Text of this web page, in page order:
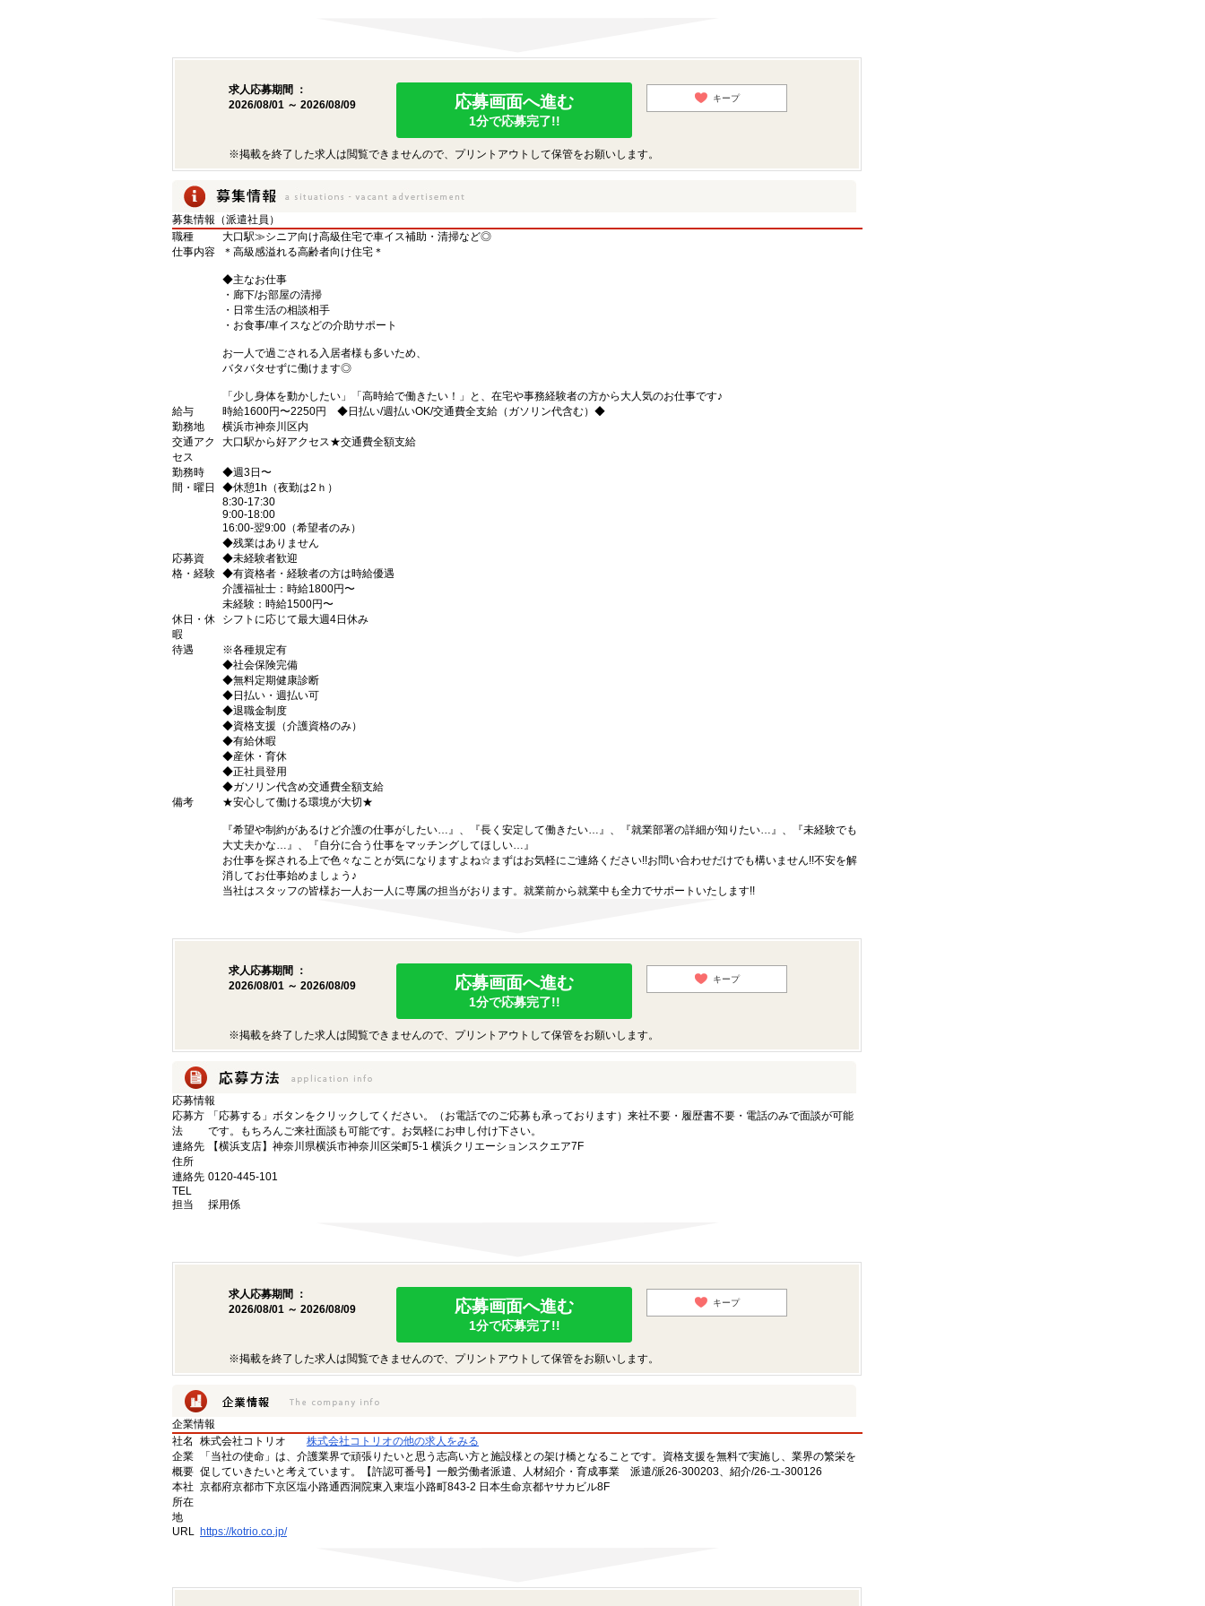
求人応募期間 ：
2026/08/01 ～ 2026/08/09
応募画面へ進む
1分で応募完了!!
キープ
※掲載を終了した求人は閲覧できませんので、プリントアウトして保管をお願いします。
募集情報（派遣社員）
職種
大口駅≫シニア向け高級住宅で車イス補助・清掃など◎
仕事内容
＊高級感溢れる高齢者向け住宅＊
◆主なお仕事
・廊下/お部屋の清掃
・日常生活の相談相手
・お食事/車イスなどの介助サポート
お一人で過ごされる入居者様も多いため、
バタバタせずに働けます◎
「少し身体を動かしたい」「高時給で働きたい！」と、在宅や事務経験者の方から大人気のお仕事です♪
給与
時給1600円〜2250円 ◆日払い/週払いOK/交通費全支給（ガソリン代含む）◆
勤務地
横浜市神奈川区内
交通アク
セス
大口駅から好アクセス★交通費全額支給
勤務時
間・曜日
◆週3日〜
◆休憩1h（夜勤は2ｈ）
8:30-17:30
9:00-18:00
16:00-翌9:00（希望者のみ）
◆残業はありません
応募資
格・経験
◆未経験者歓迎
◆有資格者・経験者の方は時給優遇
介護福祉士：時給1800円〜
未経験：時給1500円〜
休日・休
暇
シフトに応じて最大週4日休み
待遇
※各種規定有
◆社会保険完備
◆無料定期健康診断
◆日払い・週払い可
◆退職金制度
◆資格支援（介護資格のみ）
◆有給休暇
◆産休・育休
◆正社員登用
◆ガソリン代含め交通費全額支給
備考
★安心して働ける環境が大切★
『希望や制約があるけど介護の仕事がしたい…』、『長く安定して働きたい…』、『就業部署の詳細が知りたい…』、『未経験でも
大丈夫かな…』、『自分に合う仕事をマッチングしてほしい…』
お仕事を探される上で色々なことが気になりますよね☆まずはお気軽にご連絡ください!!お問い合わせだけでも構いません!!不安を解
消してお仕事始めましょう♪
当社はスタッフの皆様お一人お一人に専属の担当がおります。就業前から就業中も全力でサポートいたします!!
求人応募期間 ：
2026/08/01 ～ 2026/08/09
応募画面へ進む
1分で応募完了!!
キープ
※掲載を終了した求人は閲覧できませんので、プリントアウトして保管をお願いします。
応募情報
応募方
法
「応募する」ボタンをクリックしてください。（お電話でのご応募も承っております）来社不要・履歴書不要・電話のみで面談が可能
です。もちろんご来社面談も可能です。お気軽にお申し付け下さい。
連絡先
住所
【横浜支店】神奈川県横浜市神奈川区栄町5-1 横浜クリエーションスクエア7F
連絡先
TEL
0120-445-101
担当 採用係
求人応募期間 ：
2026/08/01 ～ 2026/08/09
応募画面へ進む
1分で応募完了!!
キープ
※掲載を終了した求人は閲覧できませんので、プリントアウトして保管をお願いします。
企業情報
社名
株式会社コトリオ
株式会社コトリオの他の求人をみる
企業
概要
「当社の使命」は、介護業界で頑張りたいと思う志高い方と施設様との架け橋となることです。資格支援を無料で実施し、業界の繁栄を
促していきたいと考えています。【許認可番号】一般労働者派遣、人材紹介・育成事業 派遣/派26-300203、紹介/26-ユ-300126
本社
所在
地
京都府京都市下京区塩小路通西洞院東入東塩小路町843-2 日本生命京都ヤサカビル8F
URL https://kotrio.co.jp/